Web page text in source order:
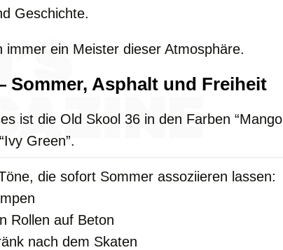
Geschichte.
immer ein Meister dieser Atmosphäre.
Sommer, Asphalt und Freiheit
ist die Old Skool 36 in den Farben “Mango
Green”.
die sofort Sommer assoziieren lassen:
Rollen auf Beton
nach dem Skaten